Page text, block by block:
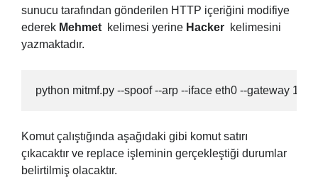
sunucu tarafından gönderilen HTTP içeriğini modifiye
ederek Mehmet kelimesi yerine Hacker kelimesini
yazmaktadır.
python mitmf.py --spoof --arp --iface eth0 --gateway
Komut çalıştığında aşağıdaki gibi komut satırı
çıkacaktır ve replace işleminin gerçekleştiği durumlar
belirtilmiş olacaktır.